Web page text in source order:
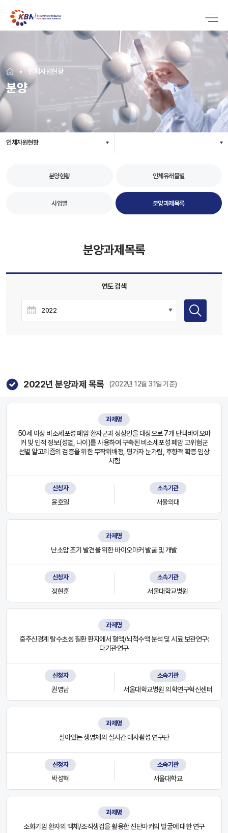
인체자원현황
분양
인체자원현황
분양현황 인체유래물별
사업별 분양과제목록
분양과제목록
연도 검색
2022년 분양과제 목록 (2022년 12월 31일 기준)
과제명
50세 이상 비소세포성 폐암 환자군과 정상인을 대상으로 7개 단백바이오마
커 및 인적 정보(성별, 나이)를 사용하여 구축된 비소세포성 폐암 고위험군
선별 알고리즘의 검증을 위한 무작위배정, 평가자 눈가림, 후향적 확증 임상
시험
신청자
윤호일
소속기관
서울의대
과제명
난소암 조기 발견을 위한 바이오마커 발굴 및 개발
신청자
정현훈
소속기관
서울대학교병원
과제명
중추신경계 탈수초성 질환 환자에서 혈액/뇌척수액 분석 및 시료 보관연구:
다기관연구
신청자
권영남
소속기관
서울대학교병원 의학연구혁신센터
과제명
살아있는 생명체의 실시간 대사활성 연구단
신청자
박성혁
소속기관
서울대학교
과제명
소화기암 환자의 액체/조직생검을 활용한 진단마커의 발굴에 대한 연구